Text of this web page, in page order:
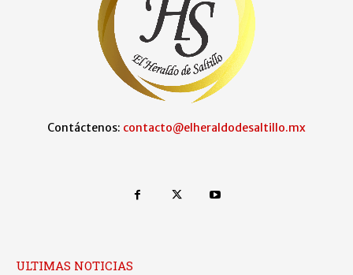
Contáctenos: contacto@elheraldodesaltillo.mx
ULTIMAS NOTICIAS